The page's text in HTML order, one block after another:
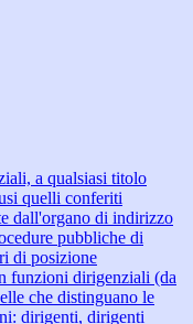
a qualsiasi titolo
quelli conferiti
dall'organo di indirizzo
pubbliche di
di posizione
funzioni dirigenziali (da
che distinguano le
dirigenti, dirigenti